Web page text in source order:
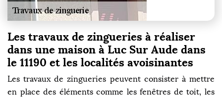
Les travaux de zingueries à réaliser
dans une maison à Luc Sur Aude dans
le 11190 et les localités avoisinantes
Les travaux de zingueries peuvent consister à mettre
en place des éléments comme les fenêtres de toit, les